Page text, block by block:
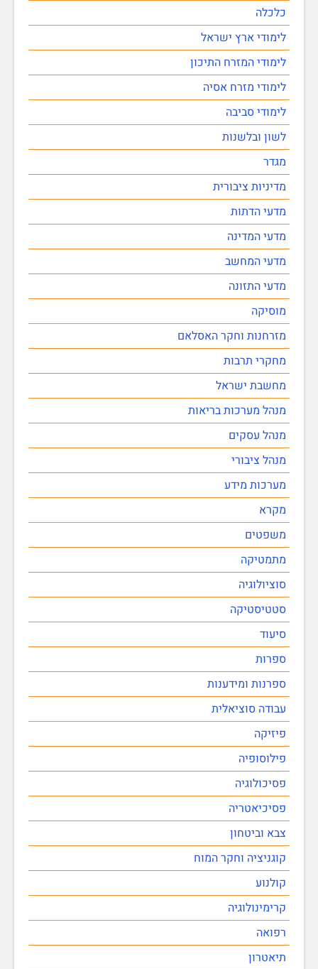
כלכלה
לימודי ארץ ישראל
לימודי המזרח התיכון
לימודי מזרח אסיה
לימודי סביבה
לשון ובלשנות
מגדר
מדיניות ציבורית
מדעי הדתות
מדעי המדינה
מדעי המחשב
מדעי התזונה
מוסיקה
מזרחנות וחקר האסלאם
מחקרי תרבות
מחשבת ישראל
מנהל מערכות בריאות
מנהל עסקים
מנהל ציבורי
מערכות מידע
מקרא
משפטים
מתמטיקה
סוציולוגיה
סטטיסטיקה
סיעוד
ספרות
ספרנות ומידענות
עבודה סוציאלית
פיזיקה
פילוסופיה
פסיכולוגיה
פסיכיאטריה
צבא וביטחון
קוגניציה וחקר המוח
קולנוע
קרימינולוגיה
רפואה
תיאטרון